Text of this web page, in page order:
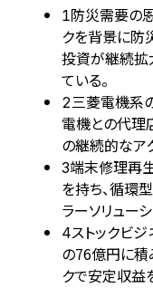
1防災需要の
クを背景に防
投資が継続拡
ている。
2三菱電機系
電機との代理
の継続的なア
3端末修理再
を持ち、循環
ラーソリュー
4ストックビ
の76億円に積
クで安定収益